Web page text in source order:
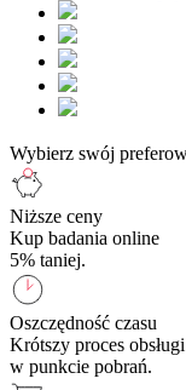
Wybierz swój
Niższe ceny
Kup badania online
5% taniej.
Oszczędność czasu
Krótszy proces obsługi
w punkcie pobrań.